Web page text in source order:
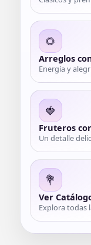
🌻
Arreglos
Energía y
🍓
Fruteros
Un detalle
💐
Ver
Explora todas